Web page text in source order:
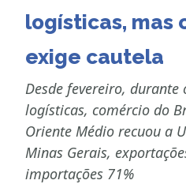
logísticas, mas
exige cautela
Desde fevereiro,
logísticas, comércio do
Oriente Médio recuou a
Minas Gerais,
importações 71%